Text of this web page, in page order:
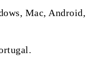
Mac, Android,